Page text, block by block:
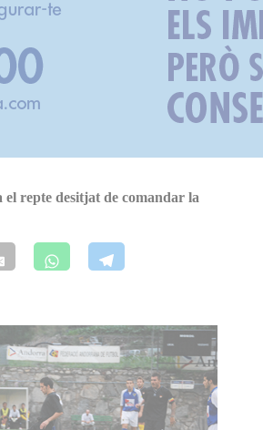
repte desitjat de comandar la